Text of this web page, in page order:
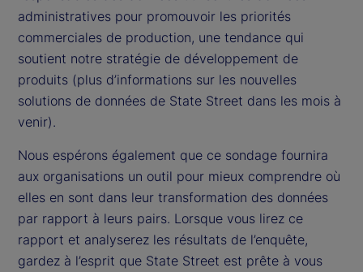
administratives pour promouvoir les priorités
commerciales de production, une tendance qui
soutient notre stratégie de développement de
produits (plus d’informations sur les nouvelles
solutions de données de State Street dans les mois à
venir).
Nous espérons également que ce sondage fournira
aux organisations un outil pour mieux comprendre où
elles en sont dans leur transformation des données
par rapport à leurs pairs. Lorsque vous lirez ce
rapport et analyserez les résultats de l’enquête,
gardez à l’esprit que State Street est prête à vous